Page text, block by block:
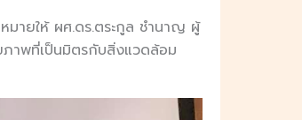
ายให้ ผศ.ดร.ตระกูล ชำนาญ ผู้
ภาพที่เป็นมิตรกับสิ่งแวดล้อม